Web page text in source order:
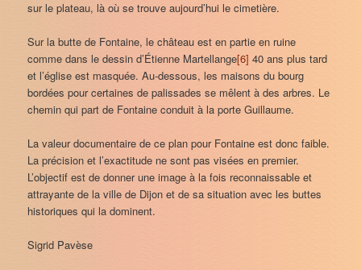
sur le plateau, là où se trouve aujourd’hui le cimetière.
Sur la butte de Fontaine, le château est en partie en ruine
comme dans le dessin d’Étienne Martellange[6] 40 ans plus tard
et l’église est masquée. Au-dessous, les maisons du bourg
bordées pour certaines de palissades se mêlent à des arbres. Le
chemin qui part de Fontaine conduit à la porte Guillaume.
La valeur documentaire de ce plan pour Fontaine est donc faible.
La précision et l’exactitude ne sont pas visées en premier.
L’objectif est de donner une image à la fois reconnaissable et
attrayante de la ville de Dijon et de sa situation avec les buttes
historiques qui la dominent.
Sigrid Pavèse